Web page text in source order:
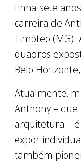
tinha sete
carreira de
Timóteo (MG).
quadros
Belo
Atualmente,
Anthony –
arquitetura –
expor
também